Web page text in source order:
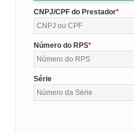
CNPJ/CPF do Prestador
Número do RPS
Série